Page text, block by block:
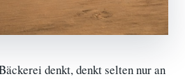
denkt, denkt selten nur an